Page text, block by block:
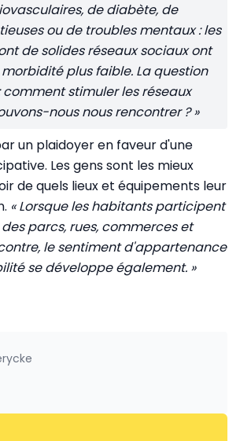
de diabète, de
ou de troubles mentaux : les
de solides réseaux sociaux ont
plus faible. La question
stimuler les réseaux
nous nous rencontrer ? »
un plaidoyer en faveur d'une
Les gens sont les mieux
de quels lieux et équipements leur
« Lorsque les habitants participent
parcs, rues, commerces et
le sentiment d'appartenance
se développe également. »